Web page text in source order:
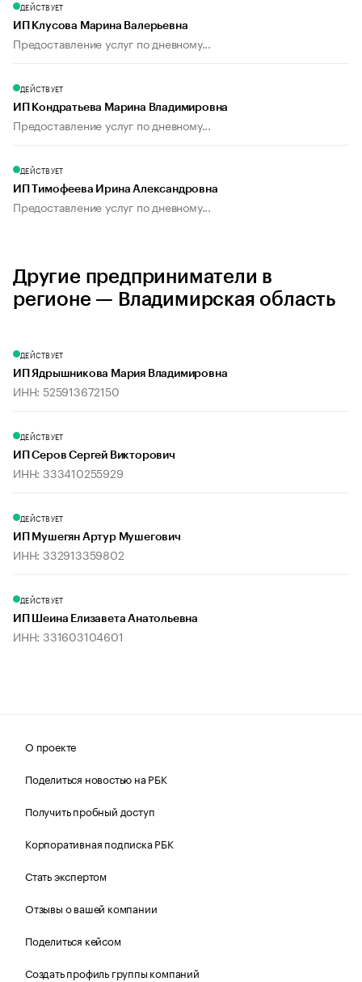
ДЕЙСТВУЕТ
ИП Клусова Марина Валерьевна
Предоставление услуг по дневному...
ДЕЙСТВУЕТ
ИП Кондратьева Марина Владимировна
Предоставление услуг по дневному...
ДЕЙСТВУЕТ
ИП Тимофеева Ирина Александровна
Предоставление услуг по дневному...
Другие предприниматели в
регионе — Владимирская область
ДЕЙСТВУЕТ
ИП Ядрышникова Мария Владимировна
ИНН: 525913672150
ДЕЙСТВУЕТ
ИП Серов Сергей Викторович
ИНН: 333410255929
ДЕЙСТВУЕТ
ИП Мушегян Артур Мушегович
ИНН: 332913359802
ДЕЙСТВУЕТ
ИП Шеина Елизавета Анатольевна
ИНН: 331603104601
О проекте
Поделиться новостью на РБК
Получить пробный доступ
Корпоративная подписка РБК
Стать экспертом
Отзывы о вашей компании
Поделиться кейсом
Создать профиль группы компаний